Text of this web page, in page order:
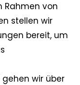
Rahmen von
stellen wir
bereit, um
wir über